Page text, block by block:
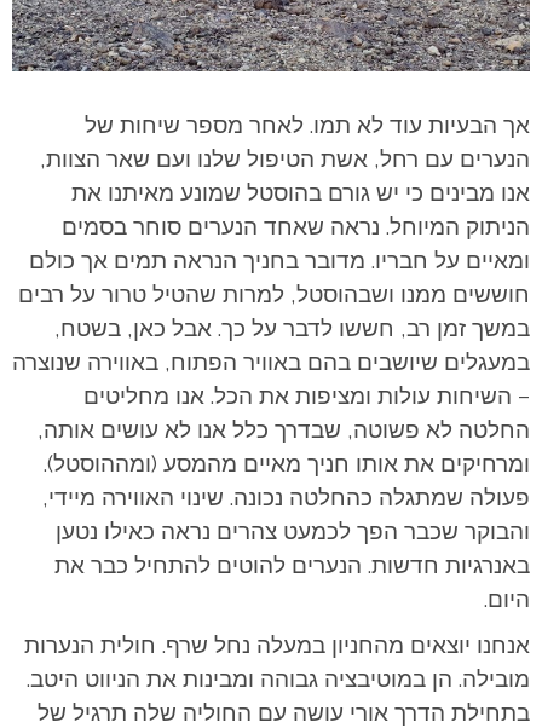
אך הבעיות עוד לא תמו. לאחר מספר שיחות של
הנערים עם רחל, אשת הטיפול שלנו ועם שאר הצוות,
אנו מבינים כי יש גורם בהוסטל שמונע מאיתנו את
הניתוק המיוחל. נראה שאחד הנערים סוחר בסמים
ומאיים על חבריו. מדובר בחניך הנראה תמים אך כולם
חוששים ממנו ושבהוסטל, למרות שהטיל טרור על רבים
במשך זמן רב, חששו לדבר על כך. אבל כאן, בשטח,
במעגלים שיושבים בהם באוויר הפתוח, באווירה שנוצרה
– השיחות עולות ומציפות את הכל. אנו מחליטים
החלטה לא פשוטה, שבדרך כלל אנו לא עושים אותה,
ומרחיקים את אותו חניך מאיים מהמסע (ומההוסטל).
פעולה שמתגלה כהחלטה נכונה. שינוי האווירה מיידי,
והבוקר שכבר הפך לכמעט צהרים נראה כאילו נטען
באנרגיות חדשות. הנערים להוטים להתחיל כבר את
היום.
אנחנו יוצאים מהחניון במעלה נחל שרף. חולית הנערות
מובילה. הן במוטיבציה גבוהה ומבינות את הניווט היטב.
בתחילת הדרך אורי עושה עם החוליה שלה תרגיל של